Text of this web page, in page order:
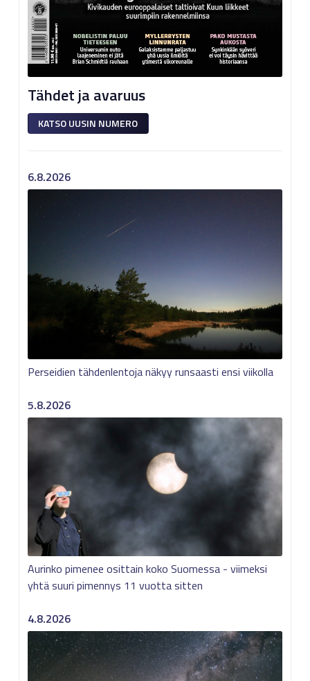
Tähdet ja avaruus
KATSO UUSIN NUMERO
6.8.2026
Perseidien tähdenlentoja näkyy runsaasti ensi viikolla
5.8.2026
Aurinko pimenee osittain koko Suomessa - viimeksi
yhtä suuri pimennys 11 vuotta sitten
4.8.2026